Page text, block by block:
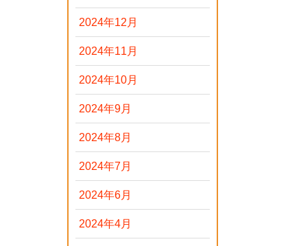
2024年12月
2024年11月
2024年10月
2024年9月
2024年8月
2024年7月
2024年6月
2024年4月